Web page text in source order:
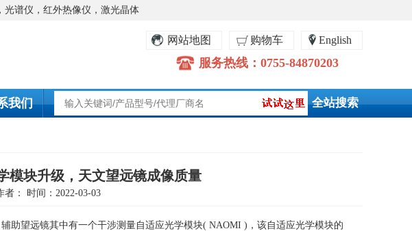
光谱仪，红外热像仪，激光晶体
English
购物车
网站地图
服务热线：0755-84870203
我们
模块升级，天文望远镜成像质量
者： 时间：2022-03-03
助望远镜其中有一个干涉测量自适应光学模块( NAOMI ) ，该自适应光学模块的